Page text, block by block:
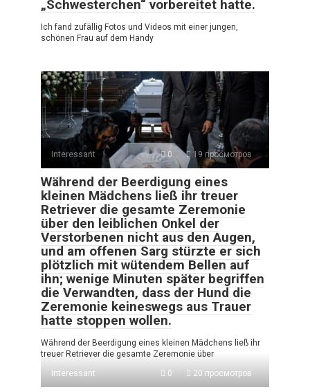
„Schwesterchen“ vorbereitet hatte.
Ich fand zufällig Fotos und Videos mit einer jungen,
schönen Frau auf dem Handy
Interessant 0 19 просмотров
Während der Beerdigung eines
kleinen Mädchens ließ ihr treuer
Retriever die gesamte Zeremonie
über den leiblichen Onkel der
Verstorbenen nicht aus den Augen,
und am offenen Sarg stürzte er sich
plötzlich mit wütendem Bellen auf
ihn; wenige Minuten später begriffen
die Verwandten, dass der Hund die
Zeremonie keineswegs aus Trauer
hatte stoppen wollen.
Während der Beerdigung eines kleinen Mädchens ließ ihr
treuer Retriever die gesamte Zeremonie über
Interessant
0 20 просмотров